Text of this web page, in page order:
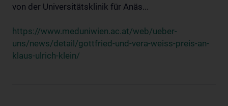
von der Universitätsklinik für Anäs...
https://www.meduniwien.ac.at/web/ueber-
uns/news/detail/gottfried-und-vera-weiss-preis-an-
klaus-ulrich-klein/